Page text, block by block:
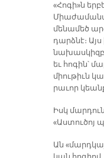
«Հո­գի»ն
մե­նա­մեծ
դարձ­նէ։
եւ հո­գին՝
միու­թիւն
րա­ւոր
Իսկ
«Աս­տու­ծոյ
Ան